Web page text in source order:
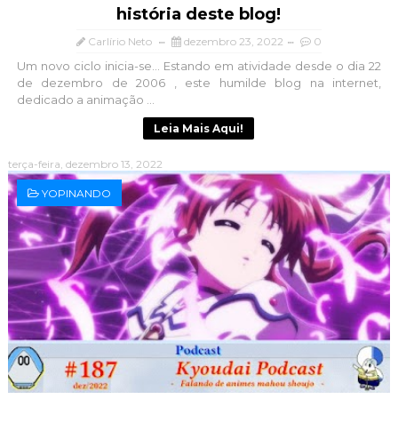
história deste blog!
Carlírio Neto dezembro 23, 2022 0
Um novo ciclo inicia-se... Estando em atividade desde o dia 22
de dezembro de 2006 , este humilde blog na internet,
dedicado a animação ...
Leia Mais Aqui!
terça-feira, dezembro 13, 2022
YOPINANDO